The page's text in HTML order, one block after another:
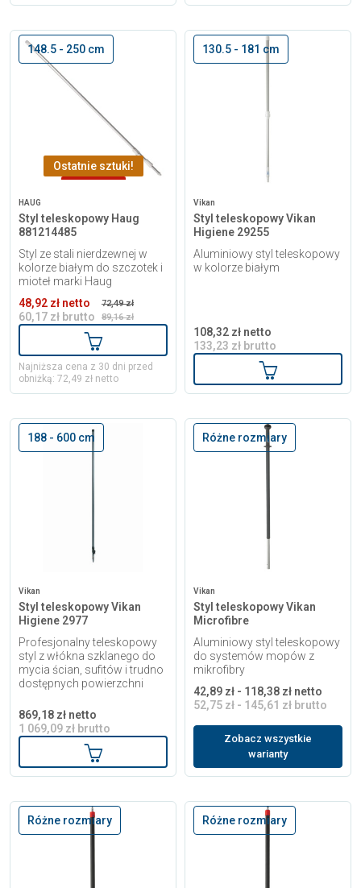
148.5 - 250 cm
Ostatnie sztuki!
HAUG
Styl teleskopowy Haug
881214485
Styl ze stali nierdzewnej w
kolorze białym do szczotek i
mioteł marki Haug
48,92 zł netto
60,17 zł brutto
72,49 zł
89,16 zł
Dodaj do koszyka
Najniższa cena z 30 dni przed
obniżką: 72,49 zł netto
130.5 - 181 cm
Vikan
Styl teleskopowy Vikan
Higiene 29255
Aluminiowy styl teleskopowy
w kolorze białym
108,32 zł netto
133,23 zł brutto
Dodaj do
188 - 600 cm
Vikan
Styl teleskopowy Vikan
Higiene 2977
Profesjonalny teleskopowy
styl z włókna szklanego do
mycia ścian, sufitów i trudno
dostępnych powierzchni
869,18 zł netto
1 069,09 zł brutto
Dodaj do koszyka
Różne rozmiary
Vikan
Styl teleskopowy Vikan
Microfibre
Aluminiowy styl teleskopowy
do systemów mopów z
mikrofibry
42,89 zł - 118,38 zł netto
52,75 zł - 145,61 zł brutto
Zobacz wszystkie
warianty
Różne rozmiary Różne rozmiary